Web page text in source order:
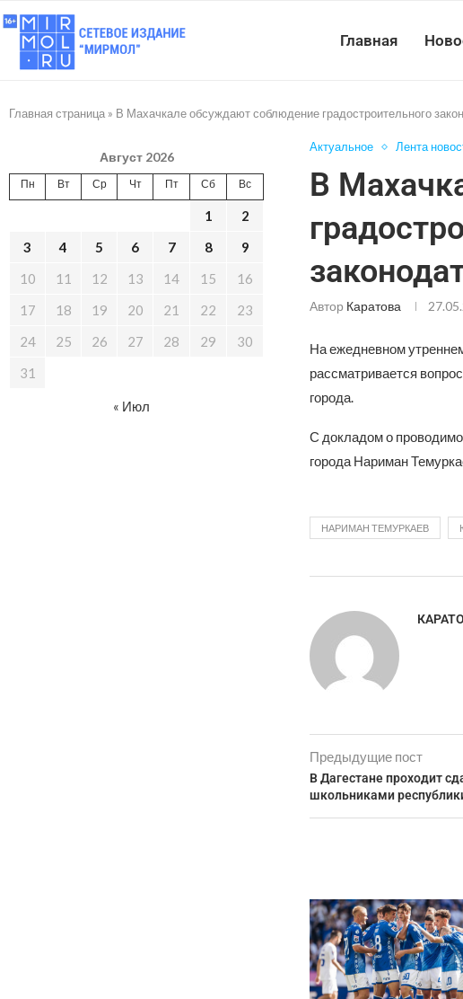
Главная
Главная страница » В Махачкале обсуждают соблюдение градостроительного
Актуальное Лента
В
Автор Каратова
На ежедневном
рассматривается
города.
С докладом о
города Нариман
НАРИМАН ТЕМУРКАЕВ
Предыдущие пост
В Дагестане проходит
школьниками
Август 2026
Пн Вт Ср Чт Пт Сб Вс
1
2
3
4 5 6 7 8
9
10
11 12 13 14 15
16
17
18 19 20 21 22
23
24
25 26 27 28 29
30
31
« Июл